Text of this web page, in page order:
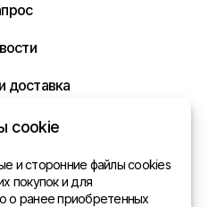
сообщение и мы ответим
доставка
cookie
и сторонние файлы cookies
покупок и для
о ранее приобретенных